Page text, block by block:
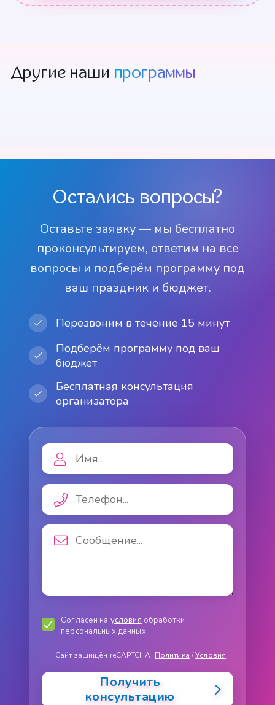
Другие наши программы
от 3 000 р
Кот
Археологи Рапунцель
Остались вопросы?
Оставьте заявку — мы бесплатно
проконсультируем, ответим на все
вопросы и подберём программу под
ваш праздник и бюджет.
Перезвоним в течение 15 минут
Подберём программу под ваш
бюджет
Бесплатная консультация
организатора
Согласен на условия обработки
персональных данных
Сайт защищён reCAPTCHA. Политика /Условия
Получить
консультацию